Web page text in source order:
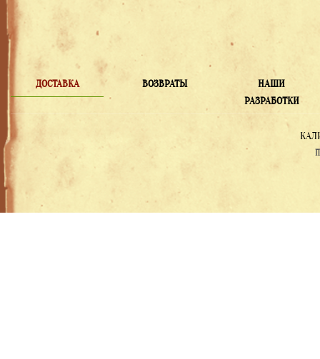
ДОСТАВКА ВОЗВРАТЫ
НАШИ
РАЗРАБОТКИ